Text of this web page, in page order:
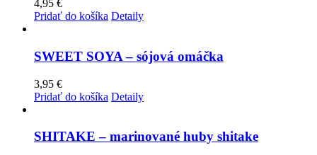
4,95 €
Pridať do košíka Detaily
SWEET SOYA – sójová omáčka
3,95 €
Pridať do košíka Detaily
SHITAKE – marinované huby shitake